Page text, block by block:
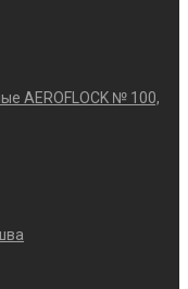
AEROFLOCK № 100,